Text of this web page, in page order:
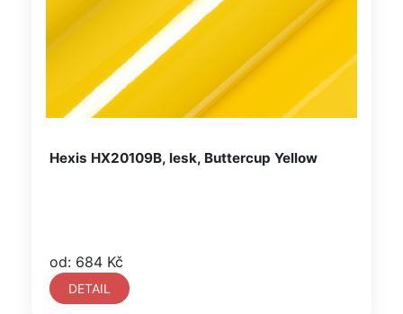
Hexis HX20109B, lesk, Buttercup Yellow
od: 684 Kč
DETAIL